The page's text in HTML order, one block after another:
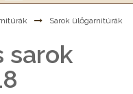
Sarok ülőgarnitúrák
sarok